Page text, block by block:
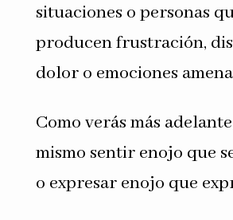
situaciones o personas
producen frustración,
dolor o emociones
Como verás más
mismo sentir enojo que
o expresar enojo que